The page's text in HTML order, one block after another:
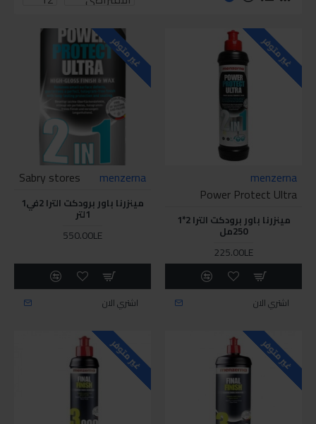
غير متوفر
menzerna
Power Protect Ultra
مينزرنا باور برودكت الترا 2*1
250مل
225.00LE
اشتري الان
غير متوفر
menzerna
Sabry stores
مينزرنا باور برودكت الترا 2في1
1لتر
550.00LE
اشتري الان
غير متوفر غير متوفر